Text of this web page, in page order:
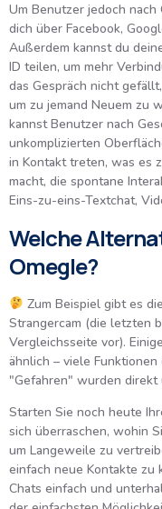
Um Benutzer jedoch
dich über Facebook,
Außerdem kannst du
ID teilen, um mehr
das Gespräch nicht
um zu jemand Neuem zu
kannst Benutzer nach
unkomplizierten
in Kontakt treten, was es
macht, die spontane
Eins-zu-eins-Textchat,
Welche
Omegle?
Zum Beispiel gibt es
Strangercam (die letzten
Vergleichsseite vor).
ähnlich – viele
"Gefahren" wurden direkt
Starten Sie noch heute
sich überraschen, wohin
um Langeweile zu
einfach neue Kontakte
Chats einfach und